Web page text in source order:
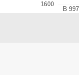
1600
В